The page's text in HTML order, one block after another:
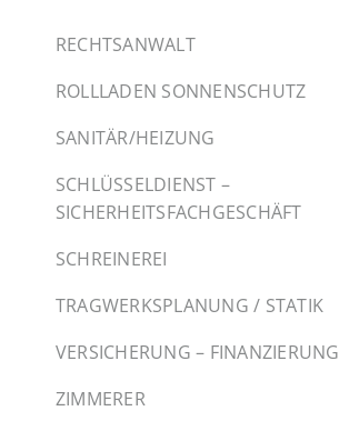
RECHTSANWALT
ROLLLADEN SONNENSCHUTZ
SANITÄR/HEIZUNG
SCHLÜSSELDIENST –
SICHERHEITSFACHGESCHÄFT
SCHREINEREI
TRAGWERKSPLANUNG / STATIK
VERSICHERUNG – FINANZIERUNG
ZIMMERER